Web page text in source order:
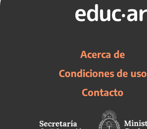
Acerca de
Condiciones de uso
Contacto